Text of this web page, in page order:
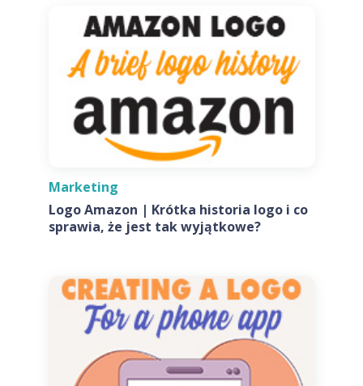
Marketing
Logo Amazon | Krótka historia logo i co
sprawia, że jest tak wyjątkowe?